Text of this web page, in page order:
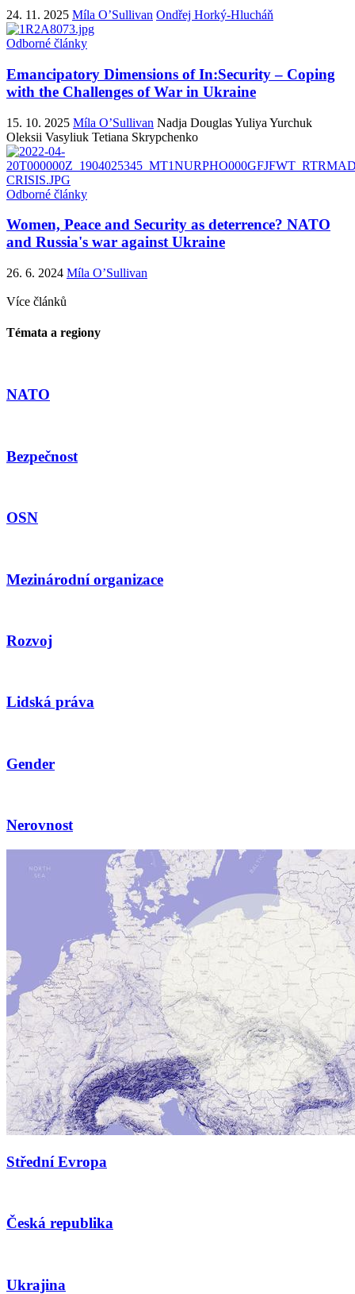
24. 11. 2025 Míla O’Sullivan Ondřej Horký-Hlucháň
Odborné články
Emancipatory Dimensions of In:Security – Coping
with the Challenges of War in Ukraine
15. 10. 2025 Míla O’Sullivan Nadja DouglasYuliya Yurchuk
Oleksii Vasyliuk Tetiana Skrypchenko
Odborné články
Women, Peace and Security as deterrence? NATO
and Russia's war against Ukraine
26. 6. 2024 Míla O’Sullivan
Více článků
Témata a regiony
NATO
Bezpečnost
OSN
Mezinárodní organizace
Rozvoj
Lidská práva
Gender
Nerovnost
Střední Evropa
Česká republika
Ukrajina